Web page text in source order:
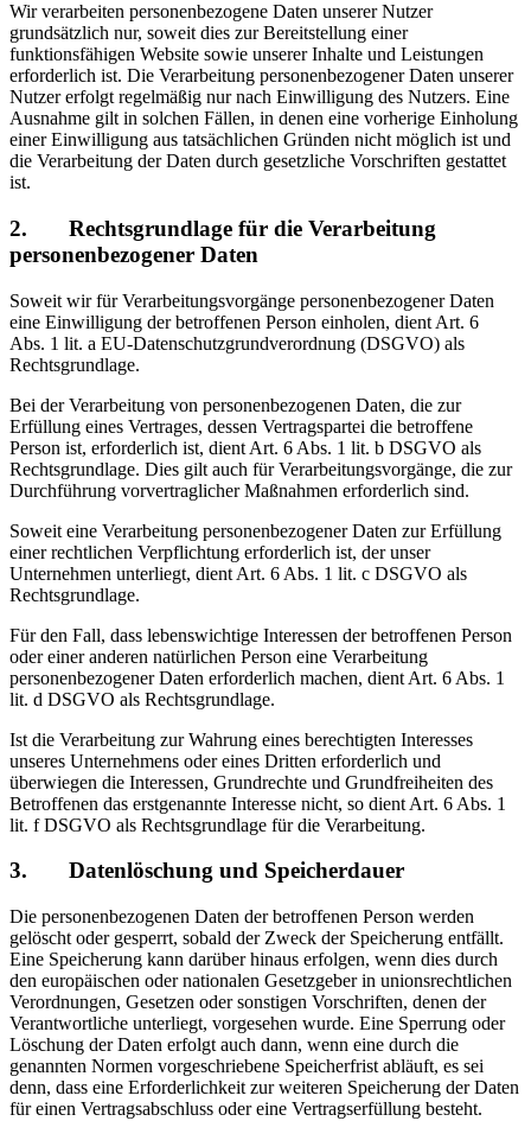
Wir verarbeiten personenbezogene Daten unserer Nutzer
grundsätzlich nur, soweit dies zur Bereitstellung einer
funktionsfähigen Website sowie unserer Inhalte und Leistungen
erforderlich ist. Die Verarbeitung personenbezogener Daten unserer
Nutzer erfolgt regelmäßig nur nach Einwilligung des Nutzers. Eine
Ausnahme gilt in solchen Fällen, in denen eine vorherige Einholung
einer Einwilligung aus tatsächlichen Gründen nicht möglich ist und
die Verarbeitung der Daten durch gesetzliche Vorschriften gestattet
ist.
2. Rechtsgrundlage für die Verarbeitung
personenbezogener Daten
Soweit wir für Verarbeitungsvorgänge personenbezogener Daten
eine Einwilligung der betroffenen Person einholen, dient Art. 6
Abs. 1 lit. a EU-Datenschutzgrundverordnung (DSGVO) als
Rechtsgrundlage.
Bei der Verarbeitung von personenbezogenen Daten, die zur
Erfüllung eines Vertrages, dessen Vertragspartei die betroffene
Person ist, erforderlich ist, dient Art. 6 Abs. 1 lit. b DSGVO als
Rechtsgrundlage. Dies gilt auch für Verarbeitungsvorgänge, die zur
Durchführung vorvertraglicher Maßnahmen erforderlich sind.
Soweit eine Verarbeitung personenbezogener Daten zur Erfüllung
einer rechtlichen Verpflichtung erforderlich ist, der unser
Unternehmen unterliegt, dient Art. 6 Abs. 1 lit. c DSGVO als
Rechtsgrundlage.
Für den Fall, dass lebenswichtige Interessen der betroffenen Person
oder einer anderen natürlichen Person eine Verarbeitung
personenbezogener Daten erforderlich machen, dient Art. 6 Abs. 1
lit. d DSGVO als Rechtsgrundlage.
Ist die Verarbeitung zur Wahrung eines berechtigten Interesses
unseres Unternehmens oder eines Dritten erforderlich und
überwiegen die Interessen, Grundrechte und Grundfreiheiten des
Betroffenen das erstgenannte Interesse nicht, so dient Art. 6 Abs. 1
lit. f DSGVO als Rechtsgrundlage für die Verarbeitung.
3. Datenlöschung und Speicherdauer
Die personenbezogenen Daten der betroffenen Person werden
gelöscht oder gesperrt, sobald der Zweck der Speicherung entfällt.
Eine Speicherung kann darüber hinaus erfolgen, wenn dies durch
den europäischen oder nationalen Gesetzgeber in unionsrechtlichen
Verordnungen, Gesetzen oder sonstigen Vorschriften, denen der
Verantwortliche unterliegt, vorgesehen wurde. Eine Sperrung oder
Löschung der Daten erfolgt auch dann, wenn eine durch die
genannten Normen vorgeschriebene Speicherfrist abläuft, es sei
denn, dass eine Erforderlichkeit zur weiteren Speicherung der Daten
für einen Vertragsabschluss oder eine Vertragserfüllung besteht.